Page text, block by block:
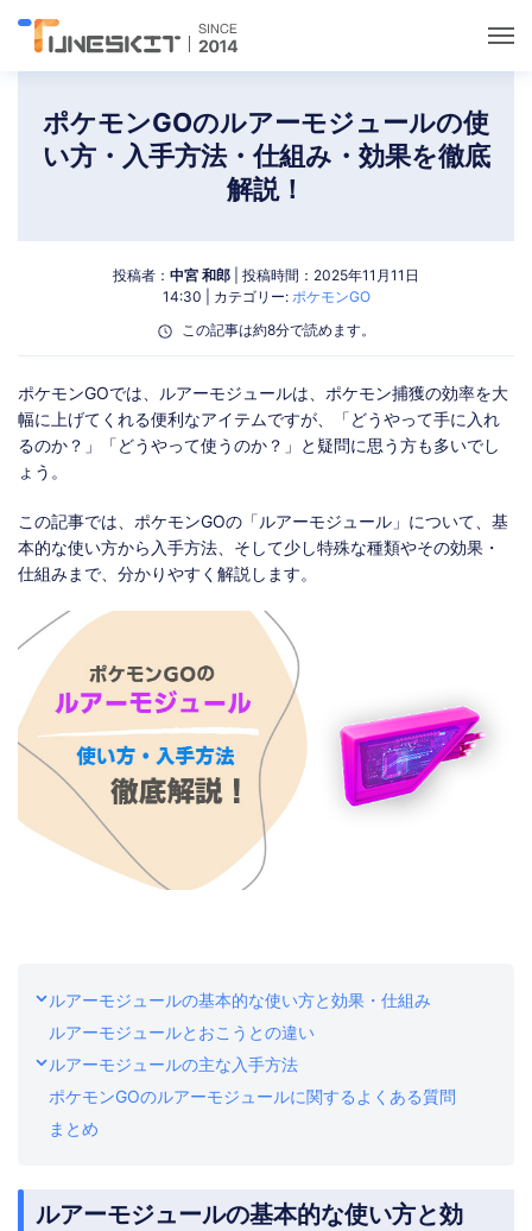
ユーティリティ
ポケモンGOガイド
サポート
ストア ダウンロード
ポケモンGOのルアーモジュールの使
い方・入手方法・仕組み・効果を徹底
解説！
投稿者： 中宮 和郎 | 投稿時間：2025年11月11日
14:30 | カテゴリー: ポケモンGO
この記事は約8分で読めます。
ポケモンGOでは、ルアーモジュールは、ポケモン捕獲の効率を大
幅に上げてくれる便利なアイテムですが、「どうやって手に入れ
るのか？」「どうやって使うのか？」と疑問に思う方も多いでし
ょう。
この記事では、ポケモンGOの「ルアーモジュール」について、基
本的な使い方から入手方法、そして少し特殊な種類やその効果・
仕組みまで、分かりやすく解説します。
ルアーモジュールの基本的な使い方と効果・仕組み
ルアーモジュールとおこうとの違い
ルアーモジュールの主な入手方法
ポケモンGOのルアーモジュールに関するよくある質問
まとめ
ルアーモジュールの基本的な使い方と効